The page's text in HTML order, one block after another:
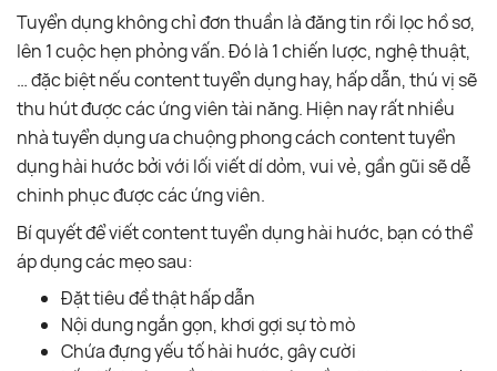
Tuyển dụng không chỉ đơn thuần là đăng tin rồi lọc hồ sơ,
lên 1 cuộc hẹn phỏng vấn. Đó là 1 chiến lược, nghệ thuật,
… đặc biệt nếu content tuyển dụng hay, hấp dẫn, thú vị sẽ
thu hút được các ứng viên tài năng. Hiện nay rất nhiều
nhà tuyển dụng ưa chuộng phong cách content tuyển
dụng hài hước bởi với lối viết dí dỏm, vui vẻ, gần gũi sẽ dễ
chinh phục được các ứng viên.
Bí quyết để viết content tuyển dụng hài hước, bạn có thể
áp dụng các mẹo sau:
Đặt tiêu đề thật hấp dẫn
Nội dung ngắn gọn, khơi gợi sự tò mò
Chứa đựng yếu tố hài hước, gây cười